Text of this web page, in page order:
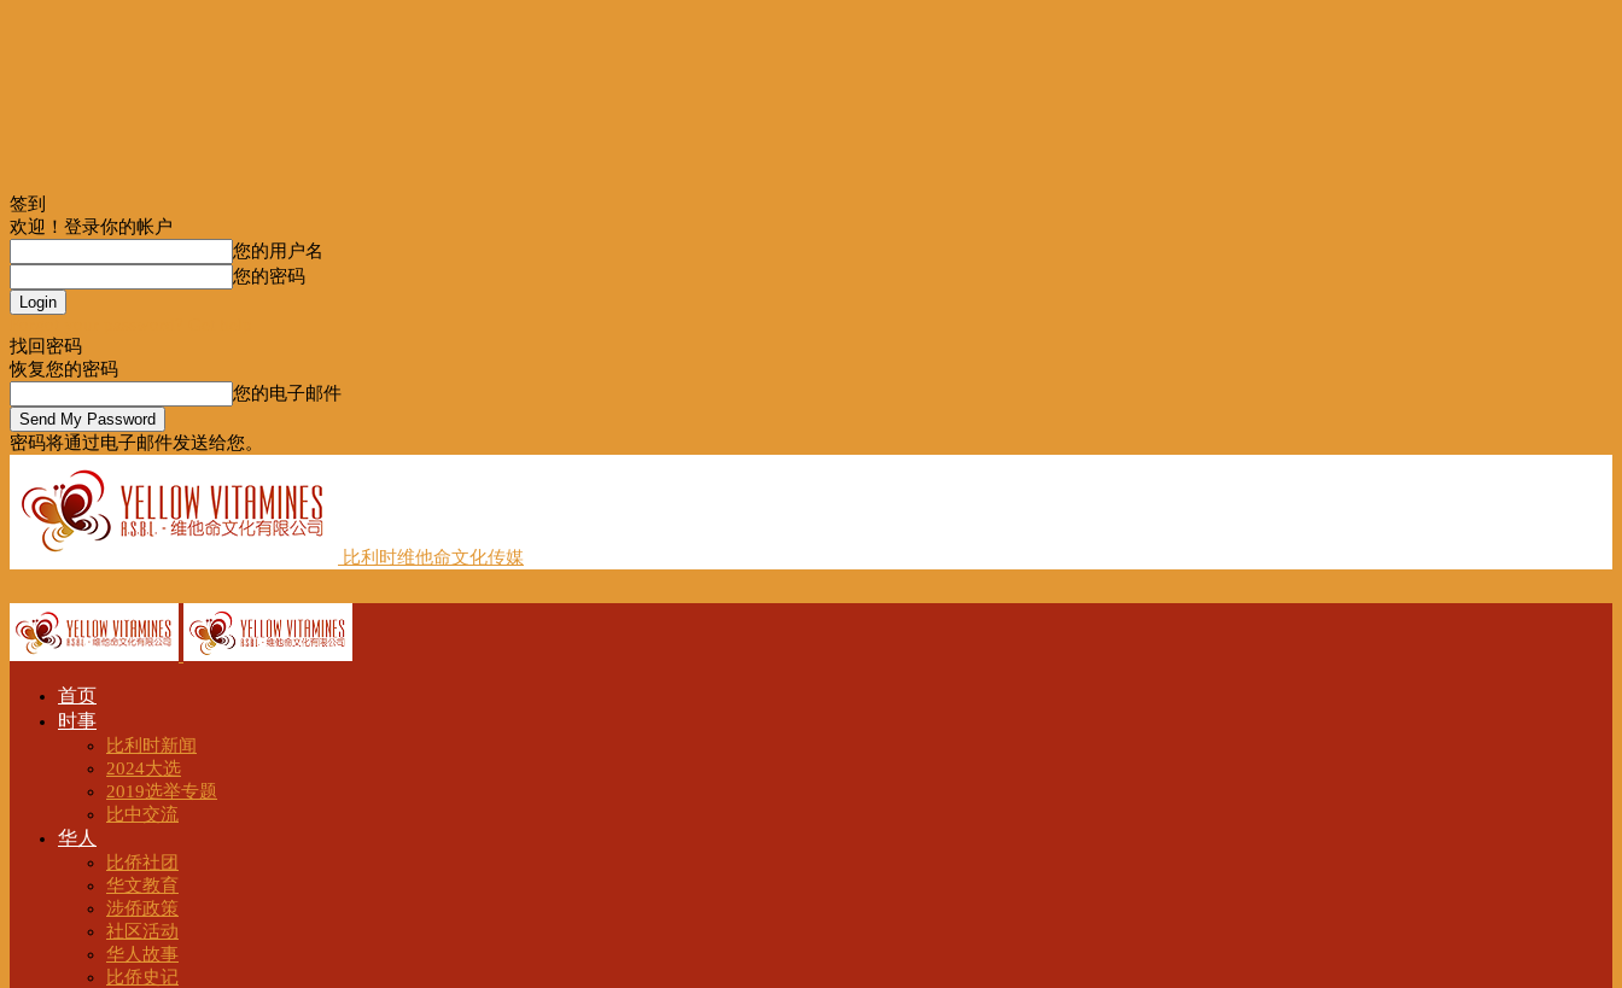
签到
欢迎！登录你的帐户
您的用户名
您的密码
找回密码
恢复您的密码
您的电子邮件
密码将通过电子邮件发送给您。
比利时维他命文化传媒
首页
时事
比利时新闻
2024大选
2019选举专题
比中交流
华人
比侨社团
华文教育
涉侨政策
社区活动
华人故事
比侨史记